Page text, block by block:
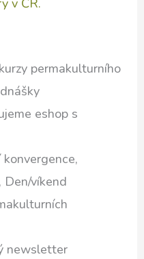
permakulturního
eshop s
Den/víkend
newsletter